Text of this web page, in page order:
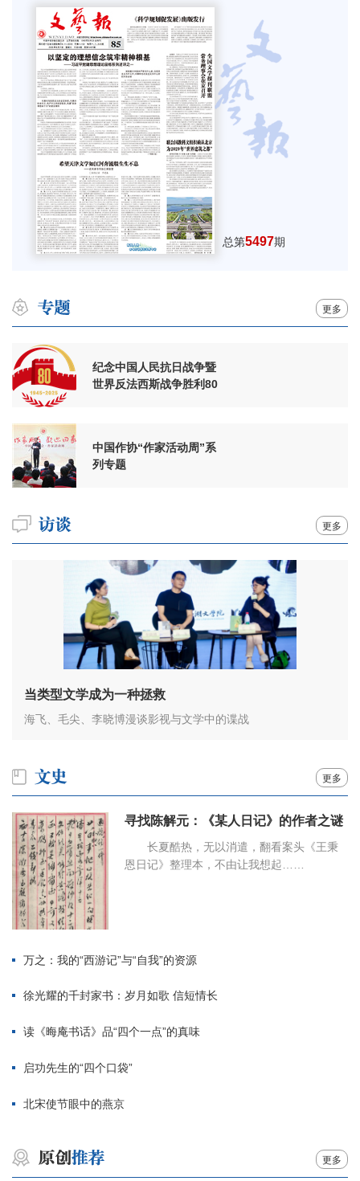
总第5497期
更多
纪念中国人民抗日战争暨
世界反法西斯战争胜利80
中国作协“作家活动周”系
列专题
更多
当类型文学成为一种拯救
海飞、毛尖、李晓博漫谈影视与文学中的谍战
更多
寻找陈解元：《某人日记》的作者之谜
长夏酷热，无以消遣，翻看案头《王秉
恩日记》整理本，不由让我想起……
万之：我的“西游记”与“自我”的资源
徐光耀的千封家书：岁月如歌 信短情长
读《晦庵书话》品“四个一点”的真味
启功先生的“四个口袋”
北宋使节眼中的燕京
更多